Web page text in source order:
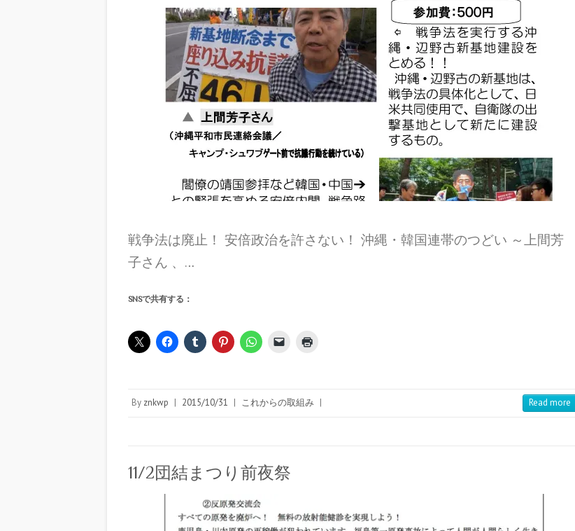
戦争法は廃止！ 安倍政治を許さない！ 沖縄・韓国連帯のつどい ～上間芳
子さん 、…
SNSで共有する：
By znkwp | 2015/10/31 | これからの取組み | Read more
11/2団結まつり前夜祭